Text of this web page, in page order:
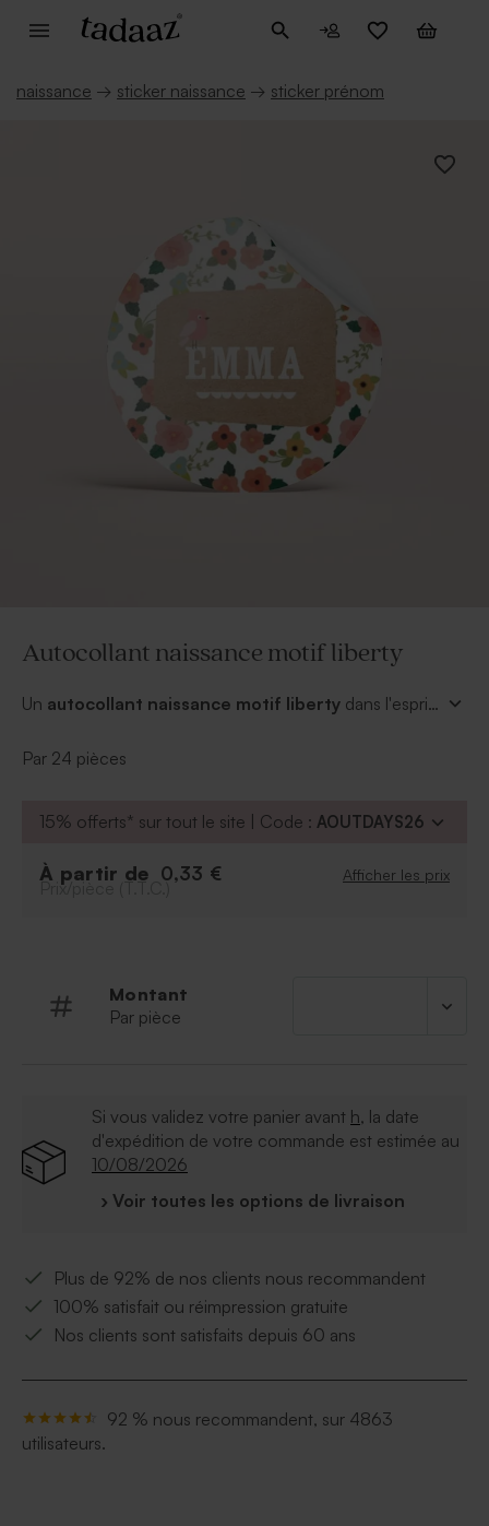
naissance → sticker naissance → sticker prénom
Autocollant naissance motif liberty
Un autocollant naissance motif liberty dans l'esprit
naissance. Personnalisez le prénom avec la police
Par 24 pièces
15% offerts* sur tout le site | Code : AOUTDAYS26
À partir de 0,33 € Afficher les prix
Prix/pièce (T.T.C.)
Montant
Par pièce
Si vous validez votre panier avant h, la date
d'expédition de votre commande est estimée au
10/08/2026
› Voir toutes les options de livraison
Plus de 92% de nos clients nous recommandent
100% satisfait ou réimpression gratuite
Nos clients sont satisfaits depuis 60 ans
92 % nous recommandent, sur 4863
utilisateurs.